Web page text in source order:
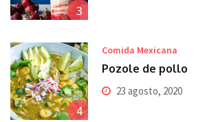
3
4
Comida Mexicana
Pozole de pollo
23 agosto, 2020